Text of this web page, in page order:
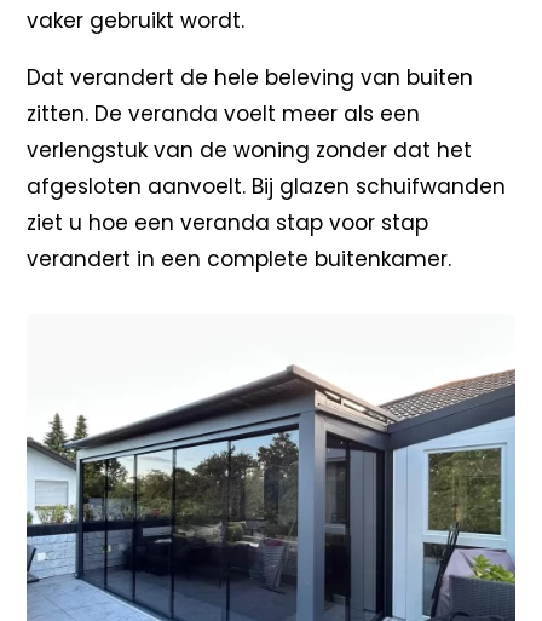
vaker gebruikt wordt.
Dat verandert de hele beleving van buiten
zitten. De veranda voelt meer als een
verlengstuk van de woning zonder dat het
afgesloten aanvoelt. Bij glazen schuifwanden
ziet u hoe een veranda stap voor stap
verandert in een complete buitenkamer.